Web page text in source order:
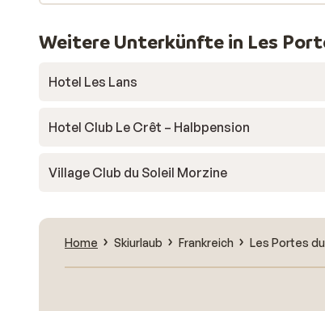
Weitere Unterkünfte in Les
Hotel Les Lans
Hotel Club Le Crêt – Halbpension
Village Club du Soleil Morzine
Home Skiurlaub Frankreich Les Portes